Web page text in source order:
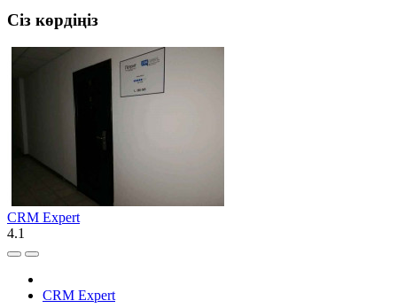
Сіз көрдіңіз
CRM Expert
4.1
CRM Expert